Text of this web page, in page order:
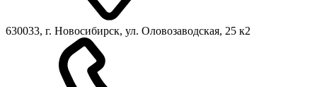
630033, г. Новосибирск, ул. Оловозаводская, 25 к2